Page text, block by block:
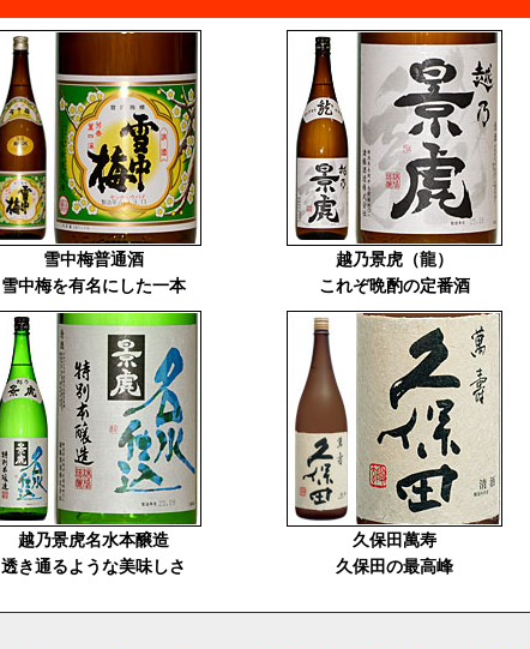
雪中梅普通酒
雪中梅を有名にした一本
越乃景虎（龍）
これぞ晩酌の定番酒
越乃景虎名水本醸造
透き通るような美味しさ
久保田萬寿
久保田の最高峰